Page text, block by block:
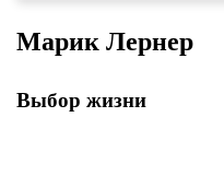
Марик Лернер
Выбор жизни